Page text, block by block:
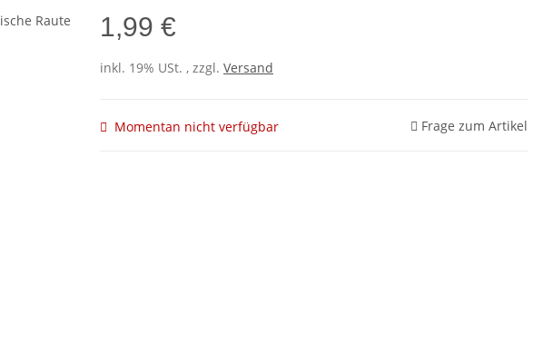
1,99 €
inkl. 19% USt. , zzgl. Versand
Momentan nicht verfügbar Frage zum Artikel